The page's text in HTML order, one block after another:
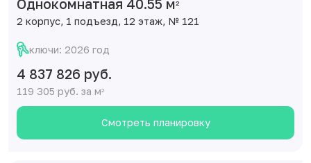
Однокомнатная 40.55 м2
2 корпус, 1 подъезд, 12 этаж, № 121
ключи: 2026 год
4 837 826 руб.
119 305 руб. за м2
Смотреть планировку